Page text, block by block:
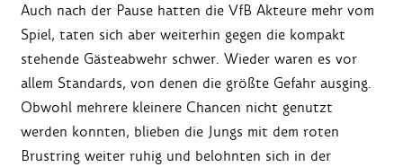
Auch nach der Pause hatten die VfB Akteure mehr vom
Spiel, taten sich aber weiterhin gegen die kompakt
stehende Gästeabwehr schwer. Wieder waren es vor
allem Standards, von denen die größte Gefahr ausging.
Obwohl mehrere kleinere Chancen nicht genutzt
werden konnten, blieben die Jungs mit dem roten
Brustring weiter ruhig und belohnten sich in der